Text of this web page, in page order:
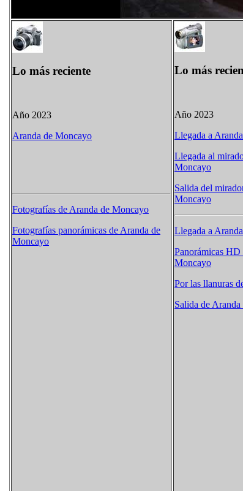
Lo más reciente
Año 2023
Aranda de Moncayo
Fotografías de Aranda de Moncayo
Fotografías panorámicas de Aranda de
Moncayo
Lo más
Año 2023
Llegada a
Llegada al
Moncayo
Salida del
Moncayo
Llegada a
Panorámicas HD
Moncayo
Por las llanuras
Salida de